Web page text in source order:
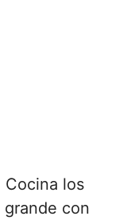
Cocina los
con